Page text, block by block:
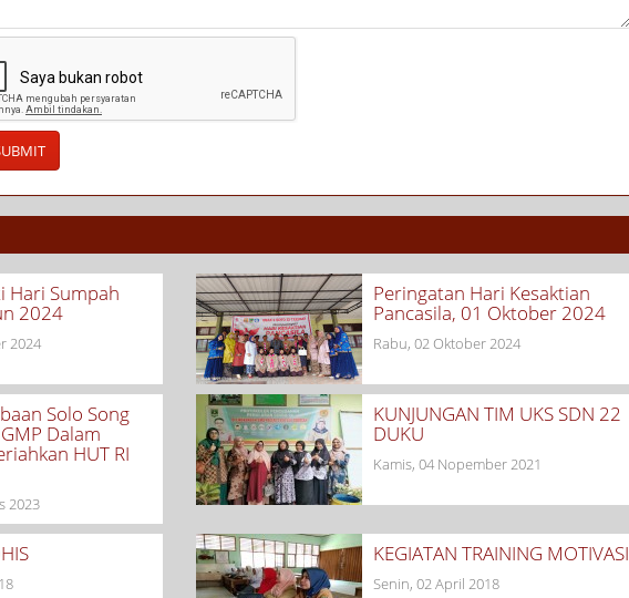
Hari Sumpah
2024
2024
Peringatan Hari Kesaktian
Pancasila, 01 Oktober 2024
Rabu, 02 Oktober 2024
Solo Song
Dalam
HUT RI
2023
KUNJUNGAN TIM UKS SDN 22
DUKU
Kamis, 04 Nopember 2021
KEGIATAN TRAINING MOTIVASI
Senin, 02 April 2018